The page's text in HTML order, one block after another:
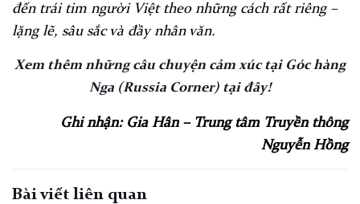
đến trái tim người Việt theo những cách rất riêng –
lặng lẽ, sâu sắc và đầy nhân văn.
Xem thêm những câu chuyện cảm xúc tại Góc hàng
Nga (Russia Corner) tại đây!
Ghi nhận: Gia Hân – Trung tâm Truyền thông
Nguyễn Hồng
Bài viết liên quan